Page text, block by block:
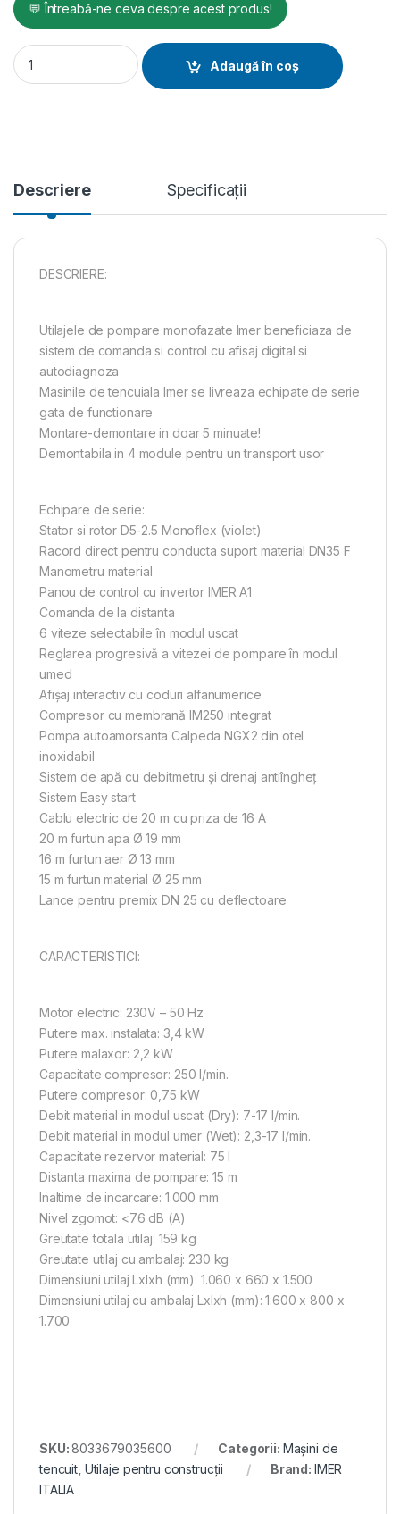
💬 Întreabă-ne ceva despre acest produs!
Pompă de tencuit Koine 3.1, debit max. material 17 l/min.,
Adaugă în coș
Descriere Specificații
DESCRIERE:
Utilajele de pompare monofazate Imer beneficiaza de
sistem de comanda si control cu afisaj digital si
autodiagnoza
Masinile de tencuiala Imer se livreaza echipate de serie
gata de functionare
Montare-demontare in doar 5 minuate!
Demontabila in 4 module pentru un transport usor
Echipare de serie:
Stator si rotor D5-2.5 Monoflex (violet)
Racord direct pentru conducta suport material DN35 F
Manometru material
Panou de control cu invertor IMER A1
Comanda de la distanta
6 viteze selectabile în modul uscat
Reglarea progresivă a vitezei de pompare în modul
umed
Afișaj interactiv cu coduri alfanumerice
Compresor cu membrană IM250 integrat
Pompa autoamorsanta Calpeda NGX2 din otel
inoxidabil
Sistem de apă cu debitmetru și drenaj antiîngheț
Sistem Easy start
Cablu electric de 20 m cu priza de 16 A
20 m furtun apa Ø 19 mm
16 m furtun aer Ø 13 mm
15 m furtun material Ø 25 mm
Lance pentru premix DN 25 cu deflectoare
CARACTERISTICI:
Motor electric: 230V – 50 Hz
Putere max. instalata: 3,4 kW
Putere malaxor: 2,2 kW
Capacitate compresor: 250 l/min.
Putere compresor: 0,75 kW
Debit material in modul uscat (Dry): 7-17 l/min.
Debit material in modul umer (Wet): 2,3-17 l/min.
Capacitate rezervor material: 75 l
Distanta maxima de pompare: 15 m
Inaltime de incarcare: 1.000 mm
Nivel zgomot: <76 dB (A)
Greutate totala utilaj: 159 kg
Greutate utilaj cu ambalaj: 230 kg
Dimensiuni utilaj Lxlxh (mm): 1.060 x 660 x 1.500
Dimensiuni utilaj cu ambalaj Lxlxh (mm): 1.600 x 800 x
1.700
SKU:8033679035600 Categorii: Mașini de
tencuit Utilaje pentru construcții Brand: IMER
ITALIA